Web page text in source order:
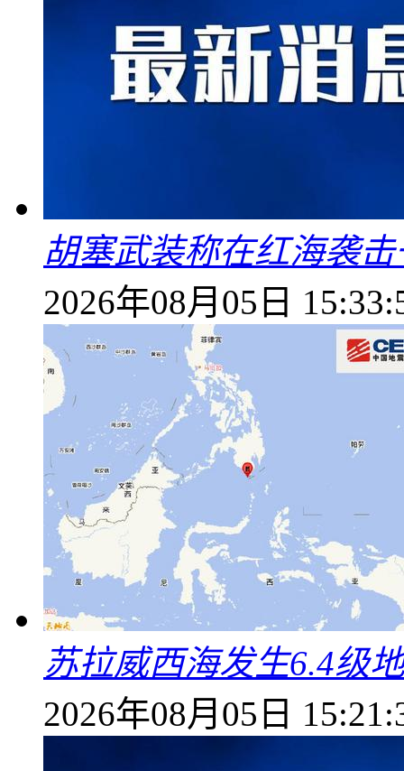
胡塞武装称在红海袭
2026年08月05日
苏拉威西海发生6.4级
2026年08月05日